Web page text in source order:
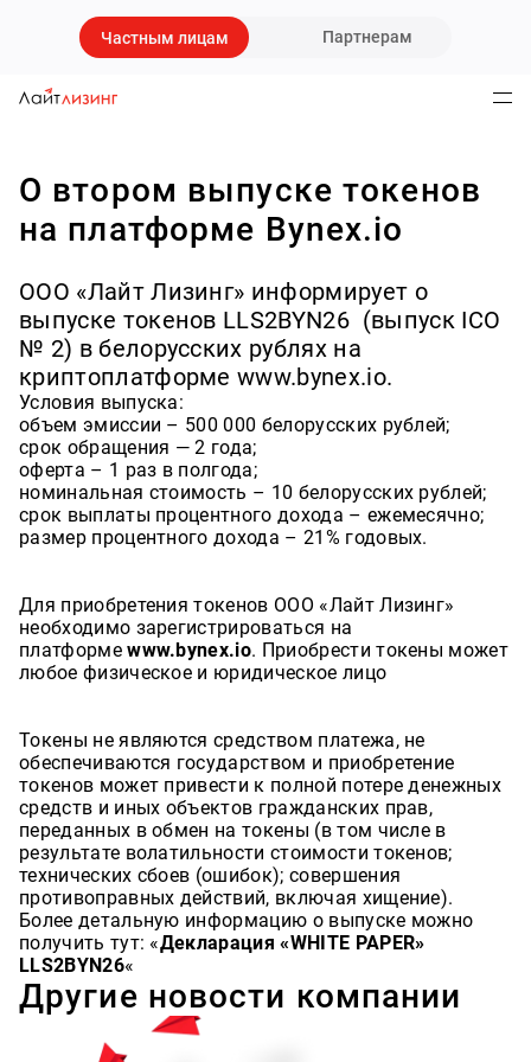
Частным лицам Партнерам
О втором выпуске токенов
на платформе Bynex.io
ООО «Лайт Лизинг» информирует о
выпуске токенов LLS2BYN26 (выпуск ICO
№ 2) в белорусских рублях на
криптоплатформе www.bynex.io.
Условия выпуска:
объем эмиссии – 500 000 белорусских рублей;
срок обращения — 2 года;
оферта – 1 раз в полгода;
номинальная стоимость – 10 белорусских рублей;
срок выплаты процентного дохода – ежемесячно;
размер процентного дохода – 21% годовых.
Для приобретения токенов ООО «Лайт Лизинг»
необходимо зарегистрироваться на
платформеwww.bynex.io. Приобрести токены может
любое физическое и юридическое лицо
Токены не являются средством платежа, не
обеспечиваются государством и приобретение
токенов может привести к полной потере денежных
средств и иных объектов гражданских прав,
переданных в обмен на токены (в том числе в
результате волатильности стоимости токенов;
технических сбоев (ошибок); совершения
противоправных действий, включая хищение).
Более детальную информацию о выпуске можно
получить тут: «Декларация «WHITE PAPER»
LLS2BYN26«
Другие новости компании